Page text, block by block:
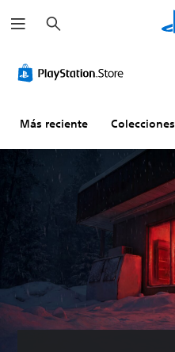
u
s
r
Más reciente Colecciones